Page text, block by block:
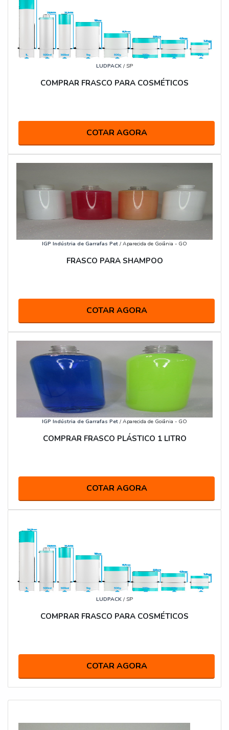
LUDPACK / SP
COMPRAR FRASCO PARA COSMÉTICOS
COTAR AGORA
IGP Indústria de Garrafas Pet / Aparecida de Goiânia - GO
FRASCO PARA SHAMPOO
COTAR AGORA
IGP Indústria de Garrafas Pet / Aparecida de Goiânia - GO
COMPRAR FRASCO PLÁSTICO 1 LITRO
COTAR AGORA
LUDPACK / SP
COMPRAR FRASCO PARA COSMÉTICOS
COTAR AGORA